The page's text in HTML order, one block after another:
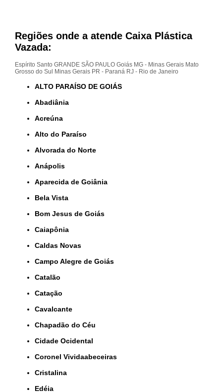
Regiões onde a atende Caixa Plástica
Vazada:
Espírito Santo GRANDE SÃO PAULO Goiás MG - Minas Gerais Mato
Grosso do Sul
Minas Gerais PR - Paraná RJ - Rio de Janeiro
ALTO PARAÍSO DE GOIÁS
Abadiânia
Acreúna
Alto do Paraíso
Alvorada do Norte
Anápolis
Aparecida de Goiânia
Bela Vista
Bom Jesus de Goiás
Caiapônia
Caldas Novas
Campo Alegre de Goiás
Catalão
Catação
Cavalcante
Chapadão do Céu
Cidade Ocidental
Coronel Vividaabeceiras
Cristalina
Edéia